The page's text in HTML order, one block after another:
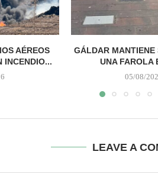
AÉREOS
INCENDIO...
GÁLDAR MANTIENE
UNA FAROLA
05/08/
LEAVE A